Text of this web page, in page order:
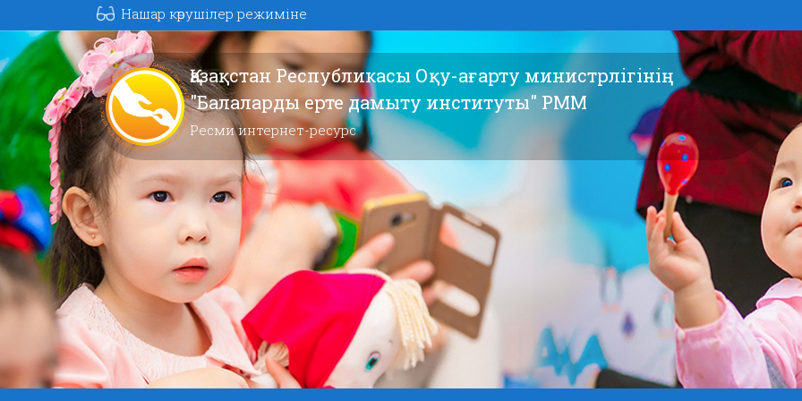
Нашар көрушілер режиміне
Қазақстан Республикасы Оқу-ағарту министрлігінің
"Балаларды ерте дамыту институты" РММ
Ресми интернет-ресурс